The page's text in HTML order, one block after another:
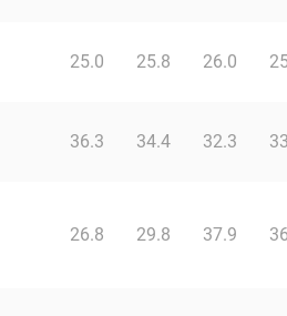
25.0 25.8 26.0
36.3 34.4 32.3
26.8 29.8 37.9